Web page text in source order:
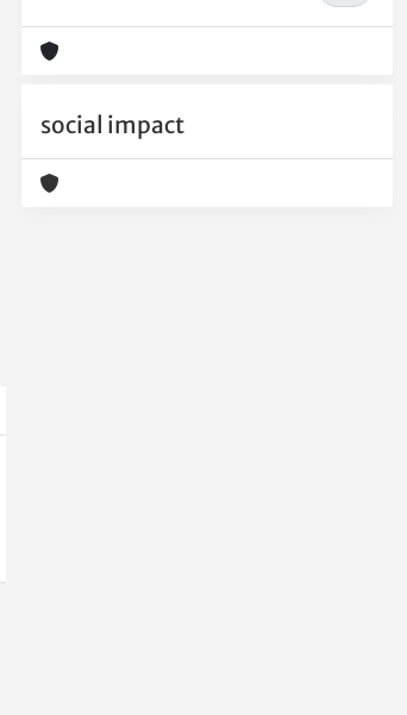
social impact